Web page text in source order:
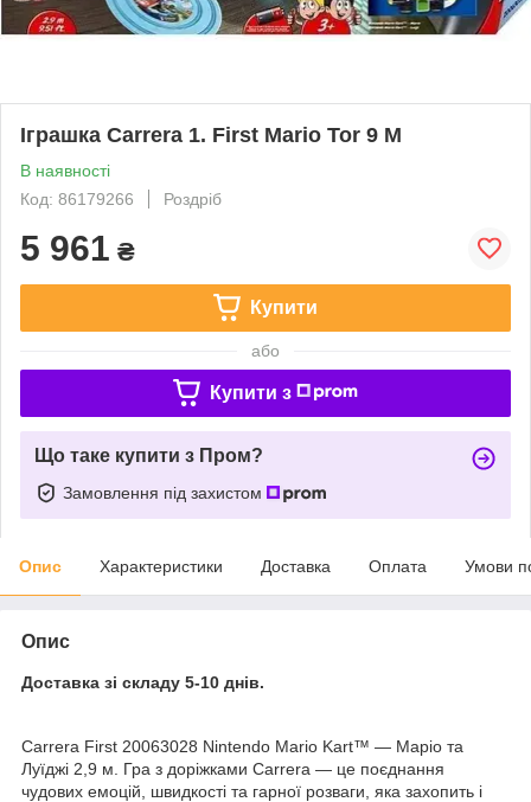
Іграшка Carrera 1. First Mario Tor 9 M
В наявності
Код: 86179266
Роздріб
5 961 ₴
Купити
або
Купити з
Що таке купити з Пром?
Замовлення під захистом
Опис Характеристики Доставка Оплата Умови
Опис
Доставка зі складу 5-10 днів.
Carrera First 20063028 Nintendo Mario Kart™ — Маріо та
Луїджі 2,9 м. Гра з доріжками Carrera — це поєднання
чудових емоцій, швидкості та гарної розваги, яка захопить і